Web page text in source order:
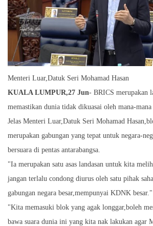
Menteri Luar,Datuk Seri Mohamad Hasan
KUALA LUMPUR,27 Jun- BRICS merupakan
memastikan dunia tidak dikuasai oleh mana-mana
Jelas Menteri Luar,Datuk Seri Mohamad
merupakan gabungan yang tepat untuk negara-
bersuara di pentas antarabangsa.
"Ia merupakan satu asas landasan untuk kita
jangan terlalu condong diurus oleh satu pihak
gabungan negara besar,mempunyai KDNK besar."
"Kita memasuki blok yang agak longgar,boleh
bawa suara dunia ini yang kita nak lakukan agar